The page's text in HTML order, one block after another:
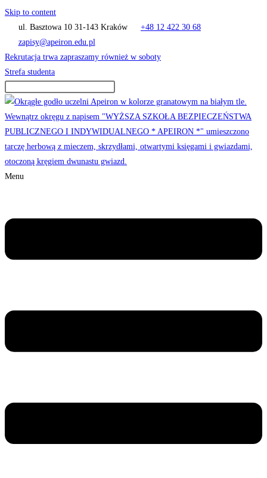
Skip to content
ul. Basztowa 10 31-143 Kraków
+48 12 422 30 68
zapisy@apeiron.edu.pl
Rekrutacja trwa zapraszamy również w soboty
Strefa studenta
Menu